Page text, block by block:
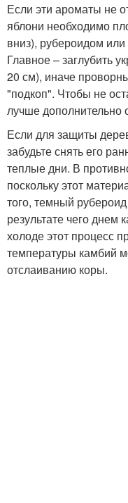
Если эти ароматы не
яблони необходимо
вниз), рубероидом или
Главное – заглубить
20 см), иначе
"подкоп". Чтобы не
лучше дополнительно
Если для защиты
забудьте снять его
теплые дни. В
поскольку этот
того, темный
результате чего днем
холоде этот процесс
температуры камбий
отслаиванию коры.